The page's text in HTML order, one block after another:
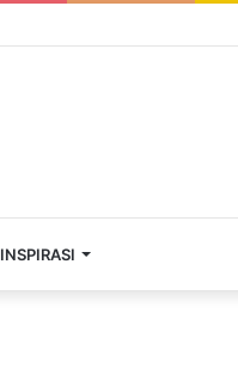
INSPIRASI